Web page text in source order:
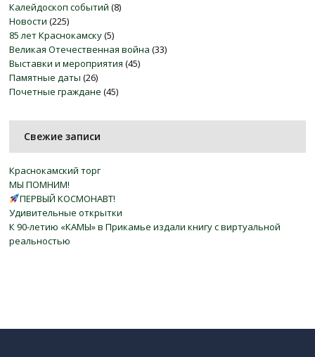
Калейдоскоп событий (8)
Новости (225)
85 лет Краснокамску(5)
Великая Отечественная война (33)
Выставки и мероприятия (45)
Памятные даты (26)
Почетные граждане (45)
Свежие записи
Краснокамский торг
МЫ ПОМНИМ!
ПЕРВЫЙ КОСМОНАВТ!
Удивительные открытки
К 90-летию «КАМЫ» в Прикамье издали книгу с виртуальной
реальностью